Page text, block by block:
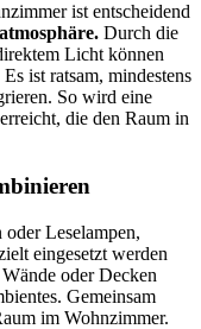
ist entscheidend
Durch die
Licht können
ist ratsam, mindestens
So wird eine
die den Raum in
Leselampen,
eingesetzt werden
oder Decken
Gemeinsam
im Wohnzimmer.